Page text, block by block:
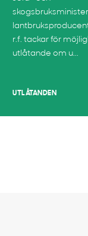
r.f. tackar för
utlåtande om u...
UTLÅTANDEN